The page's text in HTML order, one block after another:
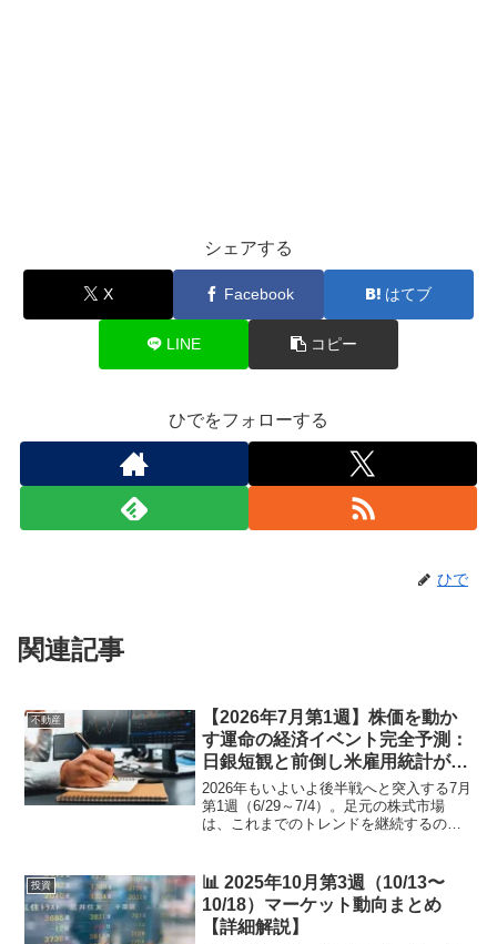
シェアする
X Facebook はてブ
LINE コピー
ひでをフォローする
ひで
関連記事
不動産
【2026年7月第1週】株価を動か
す運命の経済イベント完全予測：
日銀短観と前倒し米雇用統計が導
く激動のシナリオ
2026年もいよいよ後半戦へと突入する7月
第1週（6/29～7/4）。足元の株式市場
は、これまでのトレンドを継続するの
す。 特に今週は、日本市場の命運を握
る「日銀短観」と、世...
投資
📊 2025年10月第3週（10/13〜
10/18）マーケット動向まとめ
【詳細解説】